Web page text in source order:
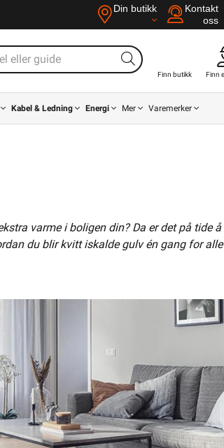
Din butikk
Kontakt
oss
Finn butikk Finn
Kabel & Ledning Energi Mer Varemerker
varme i boligen din? Da er det på tide
du blir kvitt iskalde gulv én gang for